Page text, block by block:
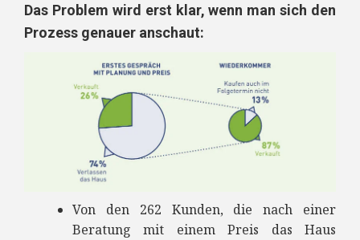
Das Problem wird erst klar, wenn man sich den
Prozess genauer anschaut:
Von den 262 Kunden, die nach einer
Beratung mit einem Preis das Haus